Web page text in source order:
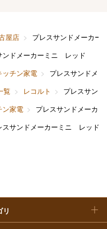
屋店
プレスサンドメーカ
ンドメーカーミニ レッド
ッチン家電
プレスサンドメ
覧 レコルト
プレスサン
ン家電
プレスサンドメーカ
スサンドメーカーミニ レッド
リ
ョン
ンテリア
ッズ
い
い
返し
い
日